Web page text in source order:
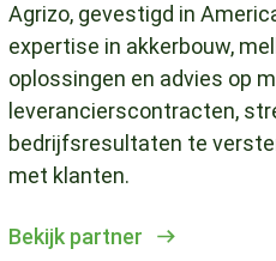
Agrizo, gevestigd in
expertise in akkerbouw,
oplossingen en advies op
leverancierscontracten,
bedrijfsresultaten te
met klanten.
Bekijk partner